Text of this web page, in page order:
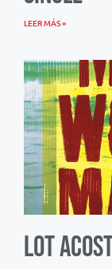
LEER MÁS »
Lot